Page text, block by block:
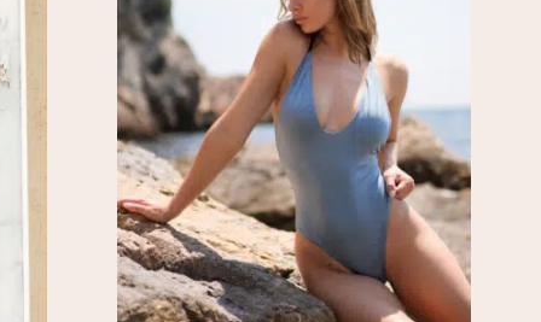
être
choisies
sur
la
page
produit